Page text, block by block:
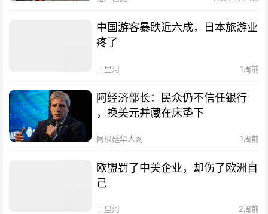
中国游客暴跌近六成，日本旅游业
疼了
三里河 1周前
阿经济部长：民众仍不信任银行
，换美元并藏在床垫下
阿根廷华人网 1周前
欧盟罚了中美企业，却伤了欧洲自
己
三里河 2周前